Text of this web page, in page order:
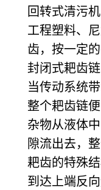
回转式清污
工程塑料、
齿，按一定
封闭式耙齿
当传动系统
整个耙齿链
杂物从液体
隙流出去，
耙齿的特殊
到达上端反